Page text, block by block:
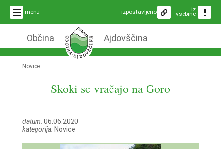
menu iz
vsebine
izpostavljeno
Občina Ajdovščina
Novice
Skoki se vračajo na Goro
datum:06.06.2020
kategorija:Novice